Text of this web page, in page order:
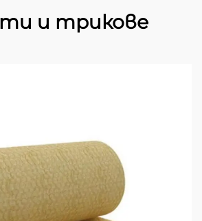
и трикове